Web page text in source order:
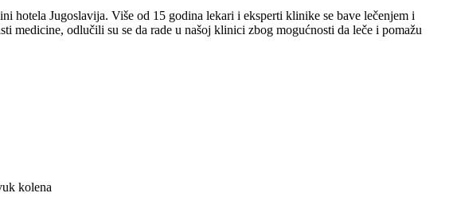
hotela Jugoslavija. Više od 15 godina lekari i eksperti klinike se bave lečenjem i
odlučili su se da rade u našoj klinici zbog mogućnosti da leče i pomažu
kolena